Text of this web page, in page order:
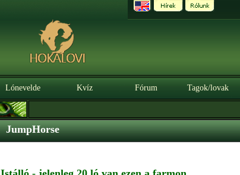
Lónevelde Kvíz Fórum Tagok/lovak
JumpHorse